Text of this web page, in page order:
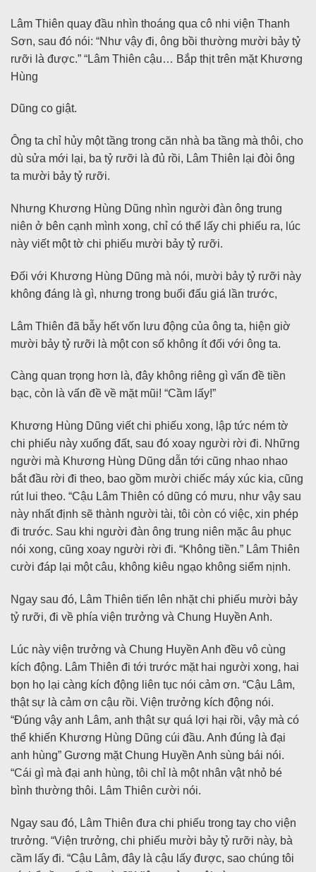
Lâm Thiên quay đầu nhìn thoáng qua cô nhi viện Thanh
Sơn, sau đó nói: “Như vậy đi, ông bồi thường mười bảy tỷ
rưỡi là được.” “Lâm Thiên cậu… Bắp thịt trên mặt Khương
Hùng
Dũng co giật.
Ông ta chỉ hủy một tầng trong căn nhà ba tầng mà thôi, cho
dù sửa mới lại, ba tỷ rưỡi là đủ rồi, Lâm Thiên lại đòi ông
ta mười bảy tỷ rưỡi.
Nhưng Khương Hùng Dũng nhìn người đàn ông trung
niên ở bên cạnh mình xong, chỉ có thể lấy chi phiếu ra, lúc
này viết một tờ chi phiếu mười bảy tỷ rưỡi.
Đối với Khương Hùng Dũng mà nói, mười bảy tỷ rưỡi này
không đáng là gì, nhưng trong buổi đấu giá lần trước,
Lâm Thiên đã bẫy hết vốn lưu động của ông ta, hiện giờ
mười bảy tỷ rưỡi là một con số không ít đối với ông ta.
Càng quan trọng hơn là, đây không riêng gì vấn đề tiền
bạc, còn là vấn đề về mặt mũi! “Cầm lấy!”
Khương Hùng Dũng viết chi phiếu xong, lập tức ném tờ
chi phiếu này xuống đất, sau đó xoay người rời đi. Những
người mà Khương Hùng Dũng dẫn tới cũng nhao nhao
bắt đầu rời đi theo, bao gồm mười chiếc máy xúc kia, cũng
rút lui theo. “Cậu Lâm Thiên có dũng có mưu, như vậy sau
này nhất định sẽ thành người tài, tôi còn có việc, xin phép
đi trước. Sau khi người đàn ông trung niên mặc âu phục
nói xong, cũng xoay người rời đi. “Không tiền.” Lâm Thiên
cười đáp lại một câu, không kiêu ngạo không siểm nịnh.
Ngay sau đó, Lâm Thiên tiến lên nhặt chi phiếu mười bảy
tỷ rưỡi, đi về phía viện trưởng và Chung Huyền Anh.
Lúc này viện trưởng và Chung Huyền Anh đều vô cùng
kích động. Lâm Thiên đi tới trước mặt hai người xong, hai
bọn họ lại càng kích động liên tục nói cảm ơn. “Cậu Lâm,
thật sự là cảm ơn cậu rồi. Viện trưởng kích động nói.
“Đúng vậy anh Lâm, anh thật sự quá lợi hại rồi, vậy mà có
thể khiến Khương Hùng Dũng cúi đầu. Anh đúng là đại
anh hùng” Gương mặt Chung Huyền Anh sùng bái nói.
“Cái gì mà đại anh hùng, tôi chỉ là một nhân vật nhỏ bé
bình thường thôi. Lâm Thiên cười nói.
Ngay sau đó, Lâm Thiên đưa chi phiếu trong tay cho viện
trưởng. “Viện trưởng, chi phiếu mười bảy tỷ rưỡi này, bà
cầm lấy đi. “Cậu Lâm, đây là cậu lấy được, sao chúng tôi